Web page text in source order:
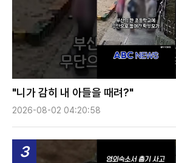
"니가 감히 내 아들을 때려?"
2026-08-02 04:20:58
3